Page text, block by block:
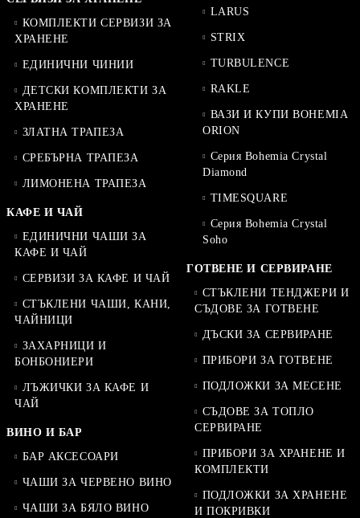
КОМПЛЕКТИ СЕРВИЗИ ЗА
ХРАНЕНЕ
ЕДИНИЧНИ ЧИНИИ
ДЕТСКИ КОМПЛЕКТИ ЗА
ХРАНЕНЕ
ЗЛАТНА ТРАПЕЗА
СРЕБЪРНА ТРАПЕЗА
ЛИМОНЕНА ТРАПЕЗА
КАФЕ И ЧАЙ
ЕДИНИЧНИ ЧАШИ ЗА
КАФЕ И ЧАЙ
СЕРВИЗИ ЗА КАФЕ И ЧАЙ
СТЪКЛЕНИ ЧАШИ, КАНИ,
ЧАЙНИЦИ
ЗАХАРНИЦИ И
БОНБОНИЕРИ
ЛЪЖИЧКИ ЗА КАФЕ И
ЧАЙ
ВИНО И БАР
БАР АКСЕСОАРИ
ЧАШИ ЗА ЧЕРВЕНО ВИНО
ЧАШИ ЗА БЯЛО ВИНО
LARUS
STRIX
TURBULENCE
RAKLE
ВАЗИ И КУПИ BOHEMIA
ORION
Серия Bohemia Crystal
Diamond
TIMESQUARE
Серия Bohemia Crystal
Soho
ГОТВЕНЕ И СЕРВИРАНЕ
СТЪКЛЕНИ ТЕНДЖЕРИ И
СЪДОВЕ ЗА ГОТВЕНЕ
ДЪСКИ ЗА СЕРВИРАНЕ
ПРИБОРИ ЗА ГОТВЕНЕ
ПОДЛОЖКИ ЗА МЕСЕНЕ
СЪДОВЕ ЗА ТОПЛО
СЕРВИРАНЕ
ПРИБОРИ ЗА ХРАНЕНЕ И
КОМПЛЕКТИ
ПОДЛОЖКИ ЗА ХРАНЕНЕ
И ПОКРИВКИ